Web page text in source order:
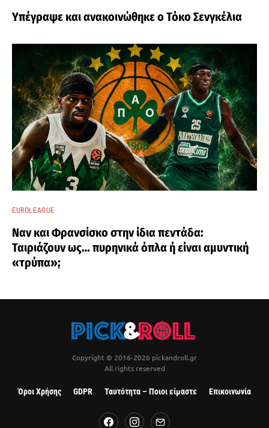
Υπέγραψε και ανακοινώθηκε ο Τόκο Σενγκέλια
EUROLEAGUE
Ναν και Φρανσίσκο στην ίδια πεντάδα:
Ταιριάζουν ως… πυρηνικά όπλα ή είναι αμυντική
«τρύπα»;
Copyright © 2016-2026 pickandroll.gr
All rights reserved
Όροι Χρήσης GDPR Ταυτότητα – Ποιοι είμαστε Επικοινωνία